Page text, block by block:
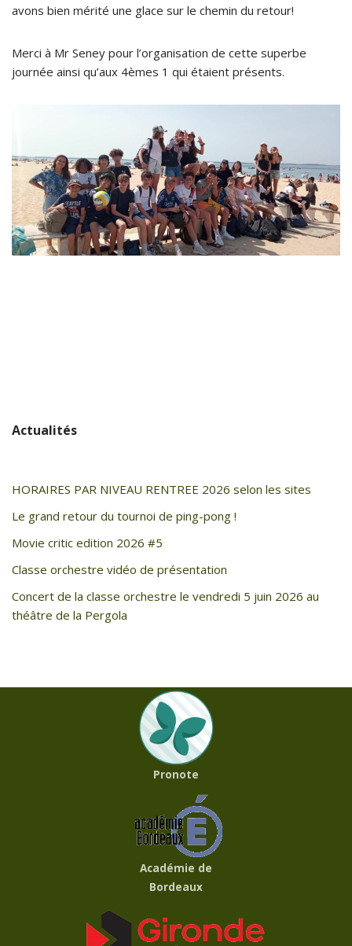
avons bien mérité une glace sur le chemin du retour!
Merci à Mr Seney pour l’organisation de cette superbe
journée ainsi qu’aux 4èmes 1 qui étaient présents.
Actualités
HORAIRES PAR NIVEAU RENTREE 2026 selon les sites
Le grand retour du tournoi de ping-pong !
Movie critic edition 2026 #5
Classe orchestre vidéo de présentation
Concert de la classe orchestre le vendredi 5 juin 2026 au
théâtre de la Pergola
Pronote
Académie de
Bordeaux